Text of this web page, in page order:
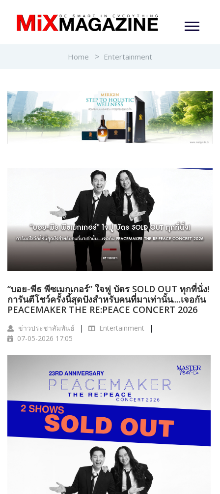
Home Entertainment
“บอย-พีธ พีซเมกเกอร์” ใจฟู บัตร SOLD OUT ทุกที่นั่ง!
การันตีโชว์ครั้งนี้สุดปังสำหรับคนที่มาเท่านั้น....เจอกัน
PEACEMAKER THE RE:PEACE CONCERT 2026
ข่าวประชาสัมพันธ์
Entertainment
07-05-2026 17:05